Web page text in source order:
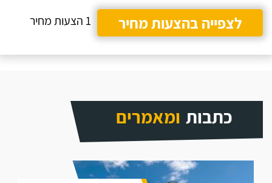
לצפייה בהצעות מחיר
1 הצעות מחיר
כתבות ומאמרים